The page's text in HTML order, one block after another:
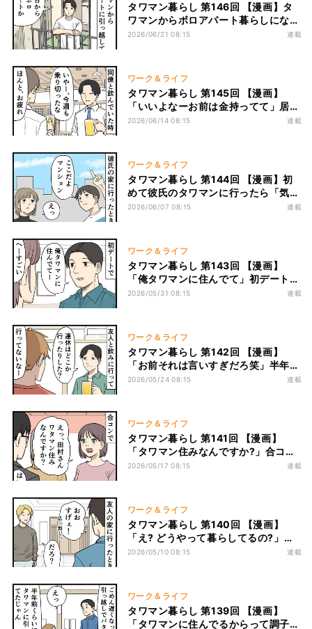
タワマン暮らし 第146回 【漫画】タ
ワマンからボロアパート暮らしになっ
た男、惨めなはずの生活で意外な救い
2026/06/21 08:15 連載
ワーク＆ライフ
タワマン暮らし 第145回 【漫画】
「いいよなーお前は金持ってて」居酒
屋で近くの席の会話を聞いたら、“ボ
2026/06/14 08:15 連載
ワーク＆ライフ
タワマン暮らし 第144回 【漫画】初
めて彼氏のタワマンに行ったら「気ま
ず…」、経営者狙いの婚活女子が思い
2026/06/07 08:15 連載
ワーク＆ライフ
タワマン暮らし 第143回 【漫画】
「俺タワマンに住んでて」初デートで
夜景自慢をした男性、まさかの一言で
2026/05/31 08:15 連載
ワーク＆ライフ
タワマン暮らし 第142回 【漫画】
「お前それは言いすぎだろ笑」半年ぶ
りに外出した友人、タワマン暮らしで
2026/05/24 08:15 連載
ワーク＆ライフ
タワマン暮らし 第141回 【漫画】
「タワマン住みなんですか?」合コン
で一瞬モテた男性、5階住みと判明し
2026/05/17 08:15 連載
ワーク＆ライフ
タワマン暮らし 第140回 【漫画】
「え? どうやって暮らしてるの?」タ
ワマンに引っ越したけど家賃がカツカ
2026/05/10 08:15 連載
ワーク＆ライフ
タワマン暮らし 第139回 【漫画】
「タワマンに住んでるからって調子に